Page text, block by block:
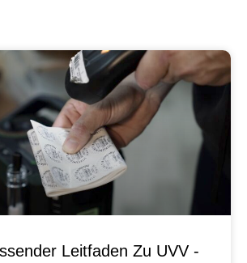
Leitfaden Zu UVV -